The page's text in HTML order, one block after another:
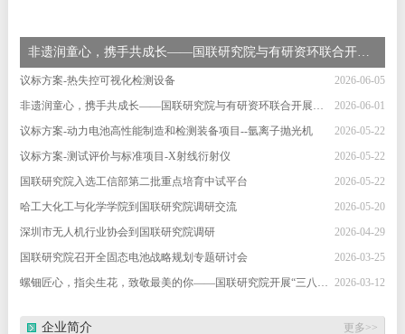
非遗润童心，携手共成长——国联研究院与有研资环联合开展六一非遗体验活动
2026-06-05
议标方案-热失控可视化检测设备
2026-06-01
非遗润童心，携手共成长——国联研究院与有研资环联合开展六一非遗体验活动
2026-05-22
议标方案-动力电池高性能制造和检测装备项目--氩离子抛光机
2026-05-22
议标方案-测试评价与标准项目-X射线衍射仪
2026-05-22
国联研究院入选工信部第二批重点培育中试平台
2026-05-20
哈工大化工与化学学院到国联研究院调研交流
2026-04-29
深圳市无人机行业协会到国联研究院调研
2026-03-25
国联研究院召开全固态电池战略规划专题研讨会
2026-03-12
螺钿匠心，指尖生花，致敬最美的你——国联研究院开展“三八”节螺钿体验活动
企业简介 更多>>